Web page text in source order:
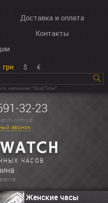
Доставка и оплата
Контакты
грн $ €
например “Dual Time”
32-23
звонок
ЧАСОВ
Женские часы